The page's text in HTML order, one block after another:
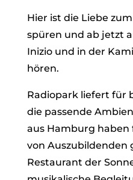
Hier ist die Liebe
spüren und ab jetzt
Inizio und in der
hören.
Radiopark liefert für
die passende
aus Hamburg
von Auszubildenden
Restaurant der